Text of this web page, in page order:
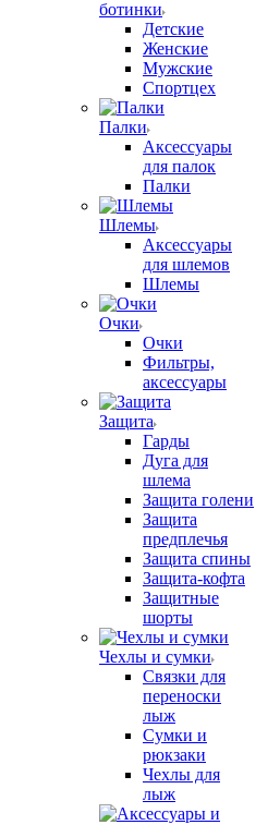
ботинки
Детские
Женские
Мужские
Спортцех
Палки
Аксессуары
для палок
Палки
Шлемы
Аксессуары
для шлемов
Шлемы
Очки
Очки
Фильтры,
аксессуары
Защита
Гарды
Дуга для
шлема
Защита голени
Защита
предплечья
Защита спины
Защита-кофта
Защитные
шорты
Чехлы и сумки
Связки для
переноски
лыж
Сумки и
рюкзаки
Чехлы для
лыж